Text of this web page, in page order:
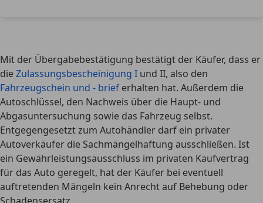
Mit der Übergabebestätigung bestätigt der Käufer, dass er
dieZulassungsbescheinigung I und II, also den
Fahrzeugschein und - brief erhalten hat. Außerdem die
Autoschlüssel, den Nachweis über die Haupt- und
Abgasuntersuchung sowie das Fahrzeug selbst.
Entgegengesetzt zum Autohändler darf ein privater
Autoverkäufer die Sachmängelhaftung ausschließen. Ist
ein Gewährleistungsausschluss im privaten Kaufvertrag
für das Auto geregelt, hat der Käufer bei eventuell
auftretenden Mängeln kein Anrecht auf Behebung oder